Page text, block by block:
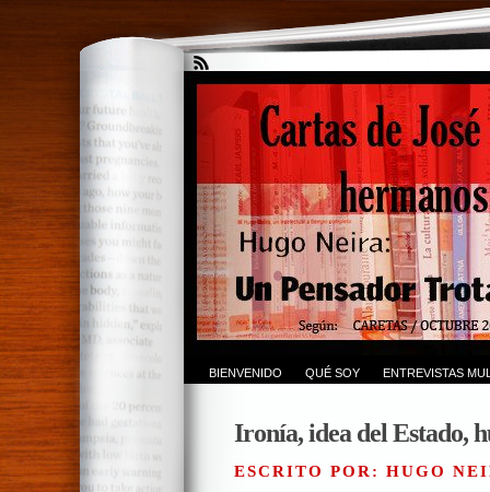
BIENVENIDO QUÉ SOY ENTREVISTAS
Ironía, idea del Estado,
ESCRITO POR: HUGO